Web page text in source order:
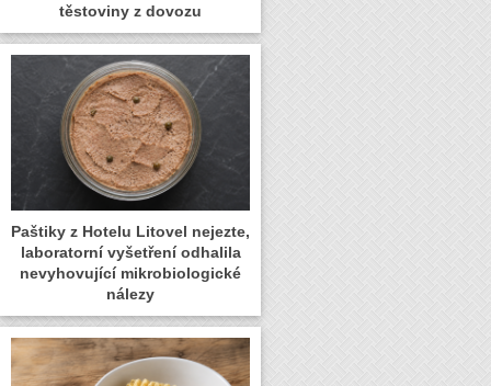
těstoviny z dovozu
Paštiky z Hotelu Litovel nejezte,
laboratorní vyšetření odhalila
nevyhovující mikrobiologické
nálezy